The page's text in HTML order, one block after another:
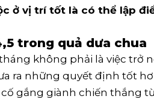
ở vị trí tốt là có thể lập
trong quả dưa chua
không phải là việc trở
ra những quyết định tốt
gắng giành chiến thắng